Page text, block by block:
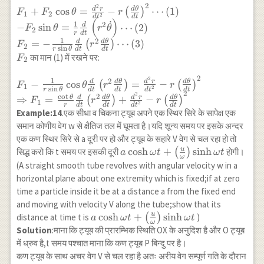
F_1+F_2 \cos
\theta=\frac{d^{2}r}
{d t^2}-r
\left(\frac{d \theta}
{d t}\right)^2
\theta=\frac{1}{r}
\frac{d}{d t}\left(r^2
\dot{\theta} \right)
\cdots(2) \\ F_2=-
\frac{1}{r \sin
\theta} \frac{d}{d
t}\left(r^2 \frac{d
\theta}{d t}\right)
\cdots(3)
F 1 + F2 cosθ = dt2
d2 r − r ( dt
dθ )
2 ⋯ (1)
−F2 sin θ = r
1
dt
d (r2θ
˙) ⋯ (2)
F2 = − r sin θ
1
dt
d (r2
dt
dθ ) ⋯ (3)
F_2
F2 का मान (1) में रखने पर:
F_1-\frac{1}{r \sin
\theta} \cos \theta
\frac{d}{d
t}\left(r^2 \frac{d
\theta}{d
t}\right)=\frac{d^2
r}{d t^2}-r\left (
\frac{d \theta}{d
t} \right)^2 \\
\Rightarrow
F_1=\frac{\cot
\theta}{r} \frac{d}
{d t}\left(r^2
\frac{d \theta}{d
t}\right)+\frac{d^2
F 1 − r sin θ
1 cosθ dt
d (r2
dt
dθ ) = dt2
d2 r − r ( dt
dθ )
2
⇒ F 1 = r
cot θ
dt
d (r2
dt
dθ ) + dt2
d2 r − r ( dt
dθ )
2
Example:14.एक सीधा व चिकना ट्यूब अपने एक स्थिर सिरे के सापेक्ष एक
समान कोणीय वेग w से क्षैतिज तल में घूमता है।यदि शून्य समय पर इसके अन्दर
एक कण स्थिर सिरे से a दूरी पर हो और ट्यूब के सहारे V वेग से चल रहा हो तो
सिद्ध करो कि t समय पर इसकी दूरीa \cosh
\omega
t+\left (
\frac{u}
{\omega}
\right )
\sinh
\omega t
a coshωt + ( ω
u ) sinhωt होगी।
(A straight smooth tube revolves with angular velocity w in a
horizontal plane about one extremity which is fixed;if at zero
time a particle inside it be at a distance a from the fixed end
and moving with velocity V along the tube;show that its
distance at time t is a \cosh
\omega
t+\left (
\frac{u}
a coshωt + ( ω
u ) sinhωt )
Solution:माना कि ट्यूब की प्रारम्भिक स्थिति OX के अनुदिश है और O ट्यूब
में ध्रुव है,t समय पश्चात माना कि कण ट्यूब P बिन्दु पर है।
कण ट्यूब के साथ अचर वेग V से चल रहा है अतः अरीय वेग सम्पूर्ण गति के दौरान